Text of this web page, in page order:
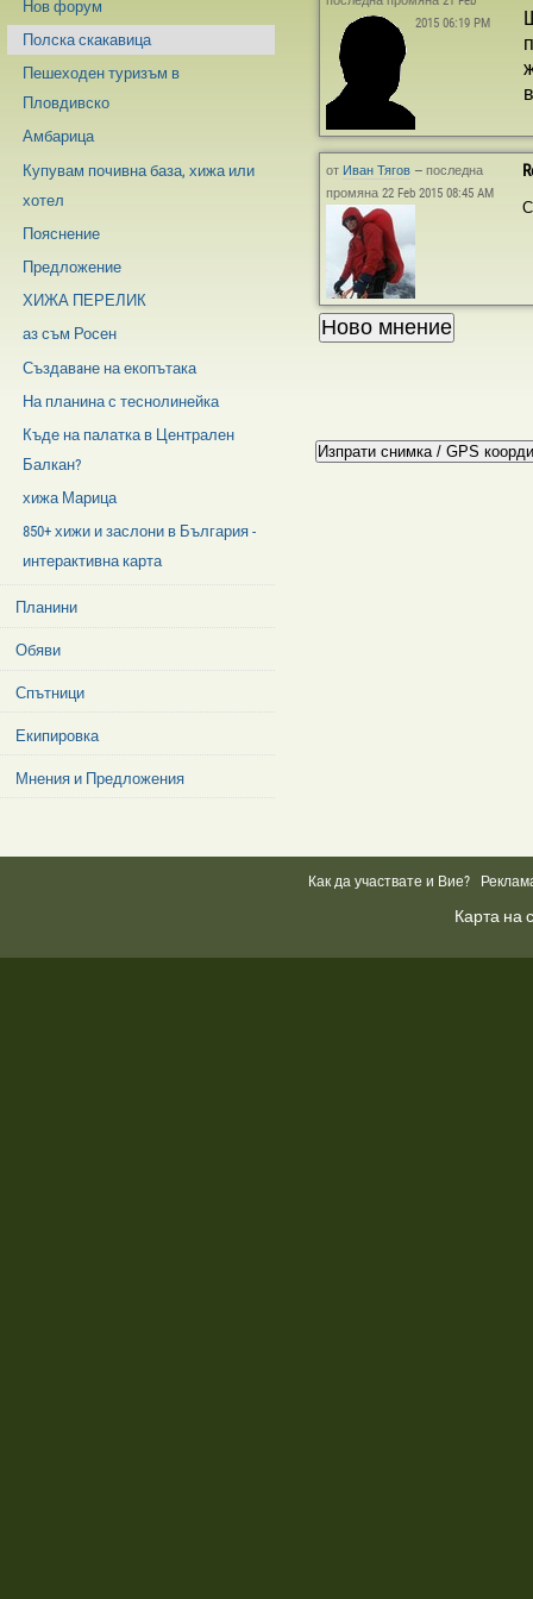
2015 06:19 PM
от Иван Тягов —последна
промяна 22 Feb 2015 08:45 AM
Нов форум
Полска скакавица
Пешеходен туризъм в
Пловдивско
Амбарица
Купувам почивна база, хижа или
хотел
Пояснение
Предложение
ХИЖА ПЕРЕЛИК
аз съм Росен
Създавaне на екопътака
На планина с теснолинейка
Къде на палатка в Централен
Балкан?
хижа Марица
850+ хижи и заслони в България -
интерактивна карта
Планини
Обяви
Спътници
Екипировка
Мнения и Предложения
Как да участвате и Вие?
Карта на